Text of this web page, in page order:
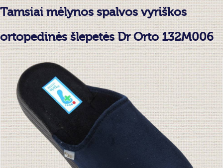
Tamsiai mėlynos spalvos vyriškos
ortopedinės šlepetės Dr Orto 132M006